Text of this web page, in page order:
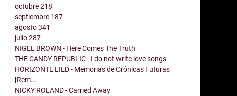
octubre218
septiembre 187
agosto341
julio287
NIGEL BROWN - Here Comes The Truth
THE CANDY REPUBLIC - I do not write love songs
HORIZONTE LIED - Memorias de Crónicas Futuras
[Rem...
NICKY ROLAND - Carried Away